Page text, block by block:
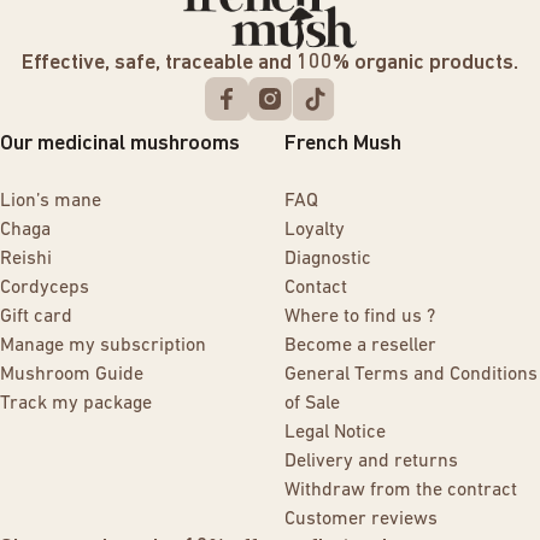
Effective, safe, traceable and 100% organic products.
Our medicinal mushrooms
Lion’s mane
Chaga
Reishi
Cordyceps
Gift card
Manage my subscription
Mushroom Guide
Track my package
French Mush
FAQ
Loyalty
Diagnostic
Contact
Where to find us ?
Become a reseller
General Terms and Conditions
of Sale
Legal Notice
Delivery and returns
Withdraw from the contract
Customer reviews